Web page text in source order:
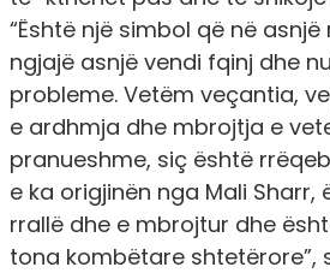
“Është një simbol që në asnjë
ngjajë asnjë vendi fqinj dhe
probleme. Vetëm veçantia,
e ardhmja dhe mbrojtja e
pranueshme, siç është
e ka origjinën nga Mali Sharr,
rrallë dhe e mbrojtur dhe
tona kombëtare shtetërore”,